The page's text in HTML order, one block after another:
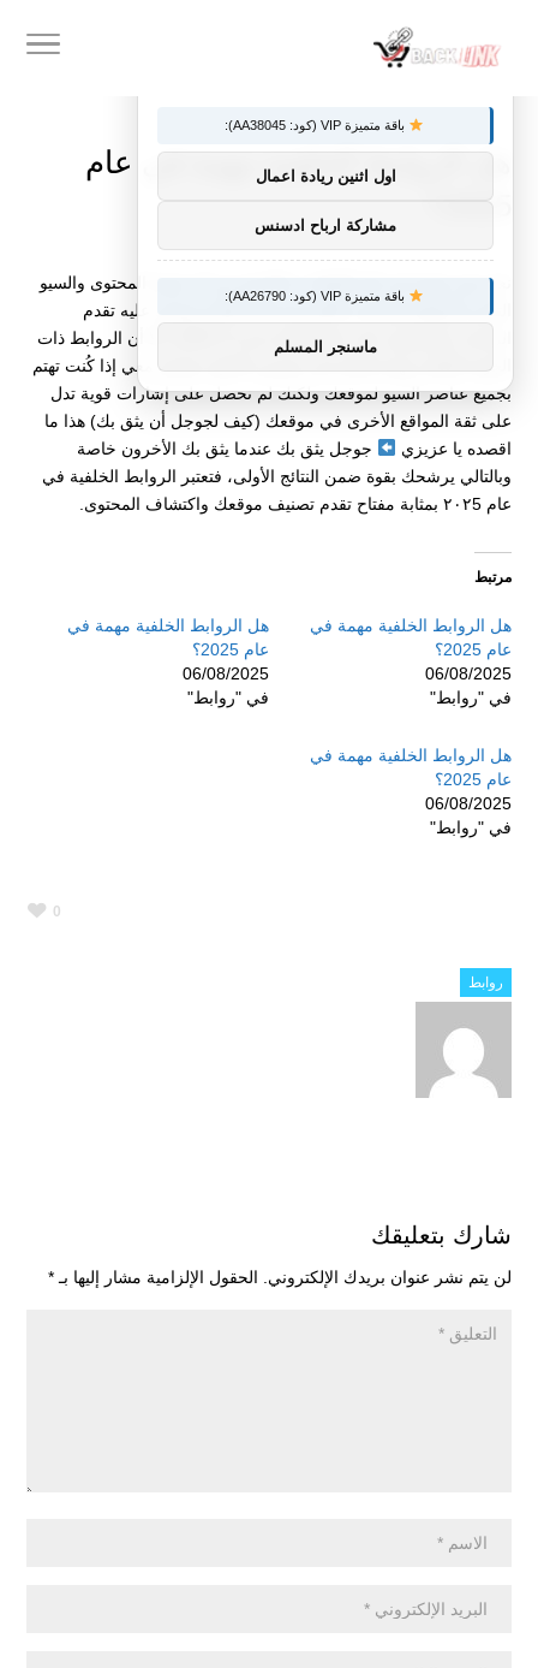
هل الروابط الخلفية مهمة في عام
2025؟
نعم، هي مهمة في كل الأوقات، فبالرغم من أن جودة المحتوى والسيو
التقني للمواقع والمتاجر الإلكترونية هام للغاية ويعتمد عليه تقدم
الزيارات والحصول على نتائج أفضل في الـ SERP، إلا أن الروابط ذات
الجودة العالية مهمة للغاية في تحسين النتائج، فتخيل معي إذا كُنت تهتم
بجميع عناصر السيو لموقعك ولكنك لم تحصل على إشارات قوية تدل
على ثقة المواقع الأخرى في موقعك (كيف لجوجل أن يثق بك) هذا ما
اقصده يا عزيزي
جوجل يثق بك عندما يثق بك الأخرون خاصة
وبالتالي يرشحك بقوة ضمن النتائج الأولى، فتعتبر الروابط الخلفية في
عام ٢٠٢5 بمثابة مفتاح تقدم تصنيف موقعك واكتشاف المحتوى.
مرتبط
هل الروابط الخلفية مهمة في
عام 2025؟
06/08/2025
في "روابط"
هل الروابط الخلفية مهمة في
عام 2025؟
06/08/2025
في "روابط"
هل الروابط الخلفية مهمة في
عام 2025؟
06/08/2025
في "روابط"
0
روابط
شارك بتعليقك
لن يتم نشر عنوان بريدك الإلكتروني. الحقول الإلزامية مشار إليها بـ *
توصيات :
باقة متميزة VIP (كود: AA38045):
اول اثنين ريادة اعمال
مشاركة ارباح ادسنس
باقة متميزة VIP (كود: AA26790):
ماسنجر المسلم